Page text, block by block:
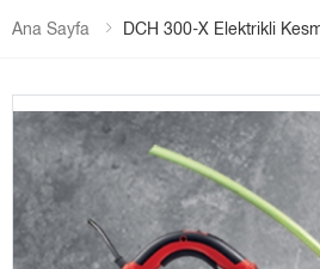
Ana Sayfa DCH 300-X Elektrikli